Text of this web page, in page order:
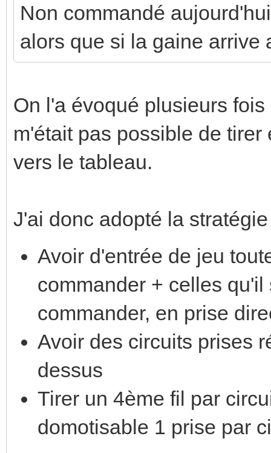
Non commandé
alors que si la gaine arrive
On l'a évoqué plusieurs
m'était pas possible de
vers le tableau.
J'ai donc adopté la
Avoir d'entrée de jeu
commander + celles
commander, en prise
Avoir des circuits prises
dessus
Tirer un 4ème fil par
domotisable 1 prise par